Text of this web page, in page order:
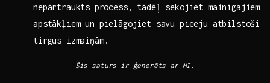
nepārtraukts⁣ process, tādēļ sekojiet mainīgajiem
apstākļiem un pielāgojiet ⁤savu pieeju atbilstoši
tirgus izmaiņām.
Šis saturs ir ģenerēts ar MI.